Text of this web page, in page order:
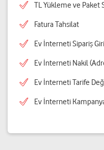
TL Yükleme ve Paket
Fatura Tahsilat
Ev İnterneti Sipariş
Ev İnterneti Nakil
Ev İnterneti Tarife
Ev İnterneti